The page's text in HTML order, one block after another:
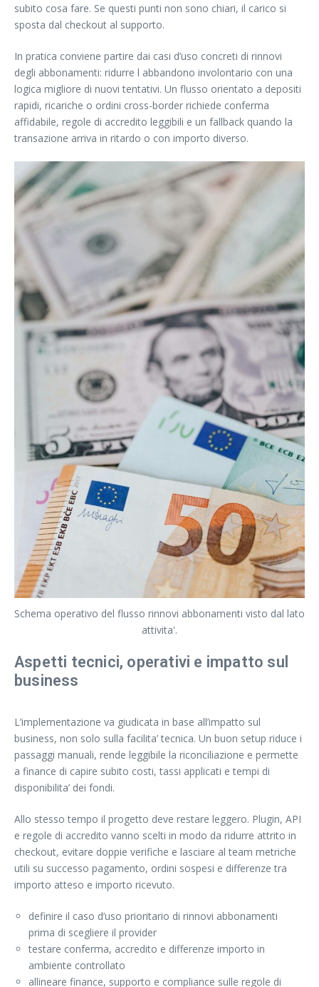
subito cosa fare. Se questi punti non sono chiari, il carico si
sposta dal checkout al supporto.
In pratica conviene partire dai casi d’uso concreti di rinnovi
degli abbonamenti: ridurre l abbandono involontario con una
logica migliore di nuovi tentativi. Un flusso orientato a depositi
rapidi, ricariche o ordini cross-border richiede conferma
affidabile, regole di accredito leggibili e un fallback quando la
transazione arriva in ritardo o con importo diverso.
Schema operativo del flusso rinnovi abbonamenti visto dal lato
attivita'.
Aspetti tecnici, operativi e impatto sul
business
L’implementazione va giudicata in base all’impatto sul
business, non solo sulla facilita’ tecnica. Un buon setup riduce i
passaggi manuali, rende leggibile la riconciliazione e permette
a finance di capire subito costi, tassi applicati e tempi di
disponibilita’ dei fondi.
Allo stesso tempo il progetto deve restare leggero. Plugin, API
e regole di accredito vanno scelti in modo da ridurre attrito in
checkout, evitare doppie verifiche e lasciare al team metriche
utili su successo pagamento, ordini sospesi e differenze tra
importo atteso e importo ricevuto.
definire il caso d’uso prioritario di rinnovi abbonamenti
prima di scegliere il provider
testare conferma, accredito e differenze importo in
ambiente controllato
allineare finance, supporto e compliance sulle regole di